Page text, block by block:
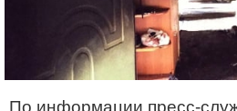
По информации пресс-